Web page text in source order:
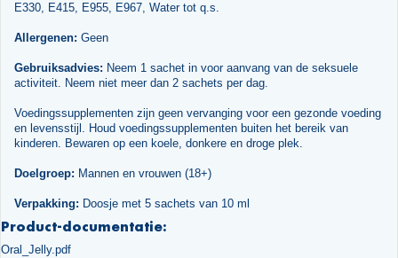
E330, E415, E955, E967, Water tot q.s.
Allergenen: Geen
Gebruiksadvies: Neem 1 sachet in voor aanvang van de seksuele
activiteit. Neem niet meer dan 2 sachets per dag.
Voedingssupplementen zijn geen vervanging voor een gezonde voeding
en levensstijl. Houd voedingssupplementen buiten het bereik van
kinderen. Bewaren op een koele, donkere en droge plek.
Doelgroep: Mannen en vrouwen (18+)
Verpakking: Doosje met 5 sachets van 10 ml
Product-documentatie:
Oral_Jelly.pdf